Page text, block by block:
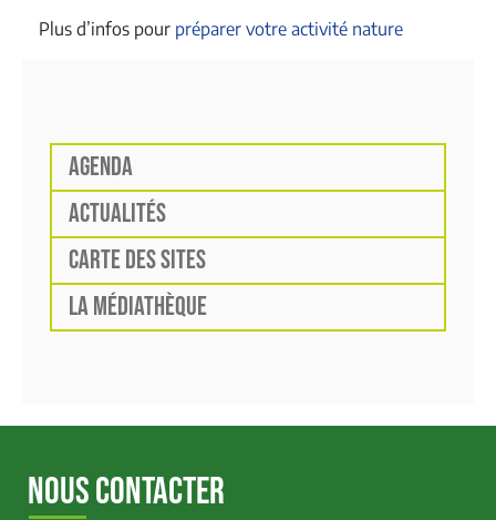
Plus d’infos pour préparer votre activité nature
AGENDA
ACTUALITÉS
CARTE DES SITES
LA MÉDIATHÈQUE
NOUS CONTACTER